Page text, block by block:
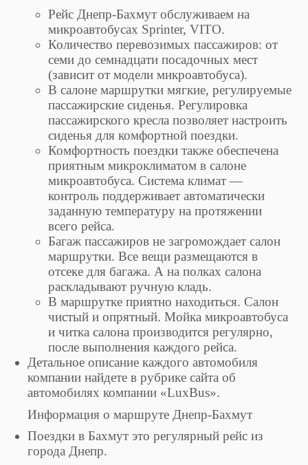
Рейс Днепр-Бахмут обслуживаем на
микроавтобусах Sprinter, VITO.
Количество перевозимых пассажиров: от
семи до семнадцати посадочных мест
(зависит от модели микроавтобуса).
В салоне маршрутки мягкие, регулируемые
пассажирские сиденья. Регулировка
пассажирского кресла позволяет настроить
сиденья для комфортной поездки.
Комфортность поездки также обеспечена
приятным микроклиматом в салоне
микроавтобуса. Система климат —
контроль поддерживает автоматически
заданную температуру на протяжении
всего рейса.
Багаж пассажиров не загромождает салон
маршрутки. Все вещи размещаются в
отсеке для багажа. А на полках салона
раскладывают ручную кладь.
В маршрутке приятно находиться. Салон
чистый и опрятный. Мойка микроавтобуса
и читка салона производится регулярно,
после выполнения каждого рейса.
Детальное описание каждого автомобиля
компании найдете в рубрике сайта об
автомобилях компании «LuxBus».
Информация о маршруте Днепр-Бахмут
Поездки в Бахмут это регулярный рейс из
города Днепр.